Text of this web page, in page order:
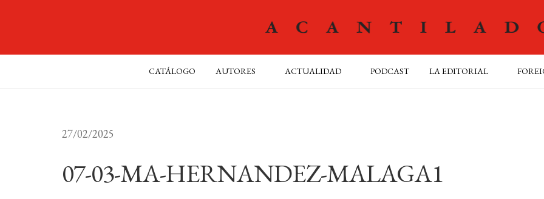
CATÁLOGO AUTORES ACTUALIDAD PODCAST LA EDITORIAL
27/02/2025
07-03-MA-HERNANDEZ-MALAGA1